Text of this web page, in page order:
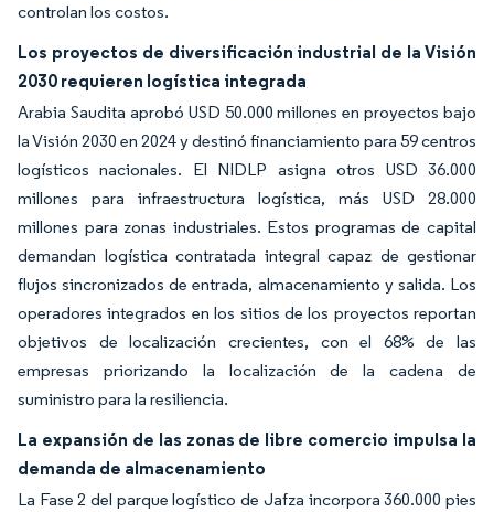
controlan los costos.
Los proyectos de diversificación industrial de la Visión
2030 requieren logística integrada
Arabia Saudita aprobó USD 50.000 millones en proyectos bajo
la Visión 2030 en 2024 y destinó financiamiento para 59 centros
logísticos nacionales. El NIDLP asigna otros USD 36.000
millones para infraestructura logística, más USD 28.000
millones para zonas industriales. Estos programas de capital
demandan logística contratada integral capaz de gestionar
flujos sincronizados de entrada, almacenamiento y salida. Los
operadores integrados en los sitios de los proyectos reportan
objetivos de localización crecientes, con el 68% de las
empresas priorizando la localización de la cadena de
suministro para la resiliencia.
La expansión de las zonas de libre comercio impulsa la
demanda de almacenamiento
La Fase 2 del parque logístico de Jafza incorpora 360.000 pies